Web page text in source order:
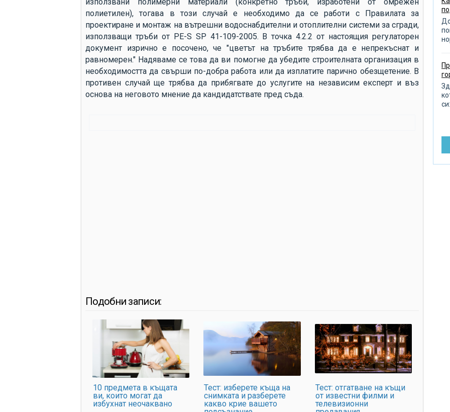
полиетилен), тогава в този случай е необходимо да се работи с Правилата за
проектиране и монтаж на вътрешни водоснабдителни и отоплителни системи за сгради,
използващи тръби от PE-S SP 41-109-2005. В точка 4.2.2 от настоящия регулаторен
документ изрично е посочено, че "цветът на тръбите трябва да е непрекъснат и
равномерен." Надяваме се това да ви помогне да убедите строителната организация в
необходимостта да свърши по-добра работа или да изплатите парично обезщетение. В
противен случай ще трябва да прибягвате до услугите на независим експерт и въз
основа на неговото мнение да кандидатствате пред съда.
Подобни записи:
10 предмета в къщата
ви, които могат да
избухнат неочаквано
Тест: изберете къща на
снимката и разберете
какво крие вашето
Тест: отгатване на къщи
от известни филми и
телевизионни